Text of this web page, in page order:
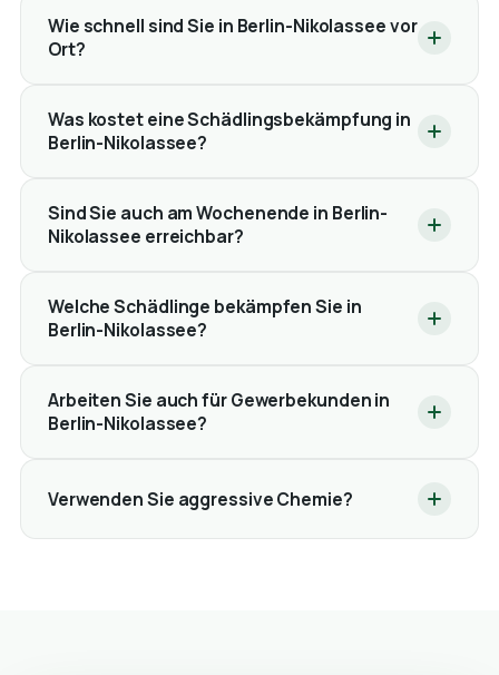
Wie schnell sind Sie in Berlin-Nikolassee vor
Ort?
Was kostet eine Schädlingsbekämpfung in
Berlin-Nikolassee?
Sind Sie auch am Wochenende in Berlin-
Nikolassee erreichbar?
Welche Schädlinge bekämpfen Sie in
Berlin-Nikolassee?
Arbeiten Sie auch für Gewerbekunden in
Berlin-Nikolassee?
Verwenden Sie aggressive Chemie?